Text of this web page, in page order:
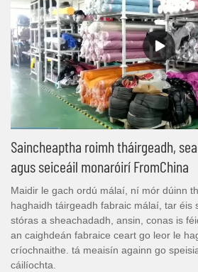
Saincheaptha roimh tháirgeadh,
agus seiceáil monaróirí FromChina
Maidir le gach ordú málaí, ní mór dúinn
haghaidh táirgeadh fabraic málaí, tar éis
stóras a sheachadadh, ansin, conas is
an caighdeán fabraice ceart go leor le
críochnaithe. tá meaisín againn go
cáilíochta.